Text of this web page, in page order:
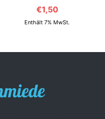
€1,50
Enthält 7% MwSt.